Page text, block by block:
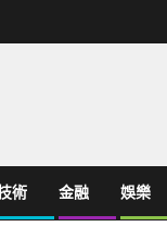
術 金融 娛樂